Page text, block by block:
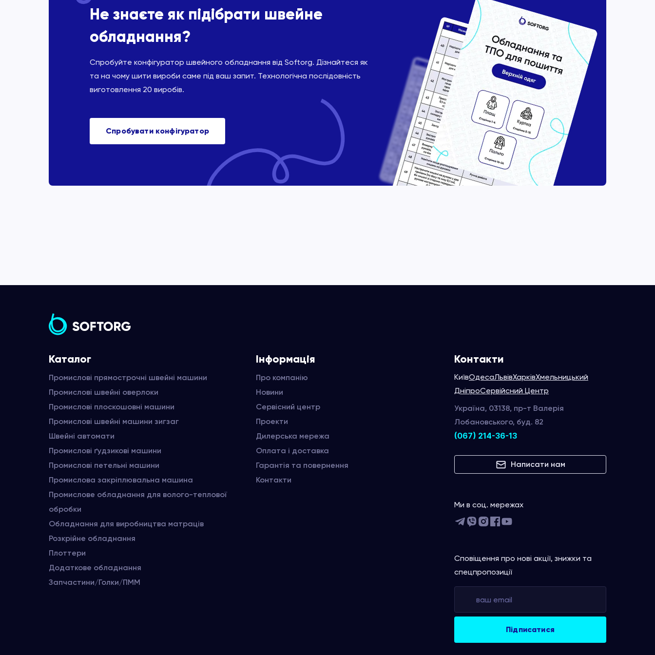
Не знаєте як підібрати швейне
обладнання?
Спробуйте конфігуратор швейного обладнання від Softorg. Дізнайтеся як
та на чому шити вироби саме під ваш запит. Технологічна послідовність
виготовлення 20 виробів.
Спробувати конфігуратор
Каталог
Промислові прямострочні швейні машини
Промислові швейні оверлоки
Промислові плоскошовні машини
Промислові швейні машини зигзаг
Швейні автомати
Промислові ґудзикові машини
Промислові петельні машини
Промислова закріплювальна машина
Промислове обладнання для волого-теплової
обробки
Обладнання для виробництва матраців
Розкрійне обладнання
Плоттери
Додаткове обладнання
Запчастини/Голки/ПММ
Інформація
Про компанію
Новини
Сервісний центр
Проекти
Дилерська мережа
Оплата і доставка
Гарантія та повернення
Контакти
Контакти
КиївОдесаЛьвівХарківХмельницький
ДніпроСервійсний Центр
Україна, 03138, пр-т Валерія
Лобановського, буд. 82
(067) 214-36-13
Написати нам
Ми в соц. мережах
Сповіщення про нові акції, знижки та
спецпропозиції